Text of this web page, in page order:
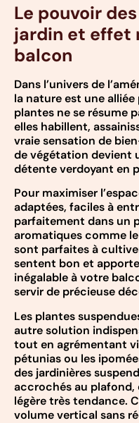
Le pouvoir
jardin et effet
balcon
Dans l’univers de
la nature est une
plantes ne se résume
elles habillent,
vraie sensation de
de végétation devient
détente verdoyant en
Pour maximiser
adaptées, faciles à
parfaitement dans un
aromatiques comme
sont parfaites à
sentent bon et
inégalable à votre
servir de précieuse
Les plantes
autre solution
tout en agrémentant
pétunias ou les
des jardinières
accrochés au
légère très tendance.
volume vertical sans